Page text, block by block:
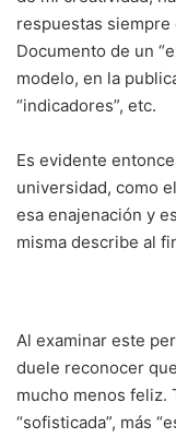
respuestas
Documento de un
modelo, en la
“indicadores”, etc.
Es evidente
universidad, como
esa enajenación y
misma describe al
Al examinar este
duele reconocer
mucho menos feliz.
“sofisticada”, más